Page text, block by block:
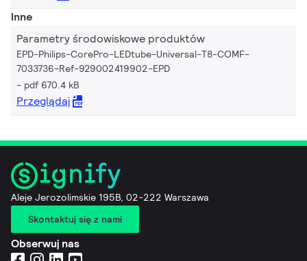
Inne
Parametry środowiskowe produktów
EPD-Philips-CorePro-LEDtube-Universal-T8-COMF-
7033736-Ref-929002419902-EPD
pdf 670.4 kB
Przeglądaj
Aleje Jerozolimskie 195B, 02-222 Warszawa
Skontaktuj się z nami
Obserwuj nas